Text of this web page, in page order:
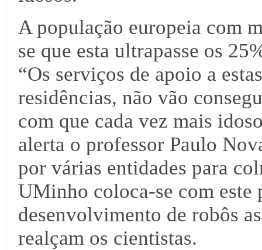
A população europeia com
se que esta ultrapasse os
“Os serviços de apoio a
residências, não vão
com que cada vez mais
alerta o professor Paulo
por várias entidades para
UMinho coloca-se com este
desenvolvimento de robôs
realçam os cientistas.